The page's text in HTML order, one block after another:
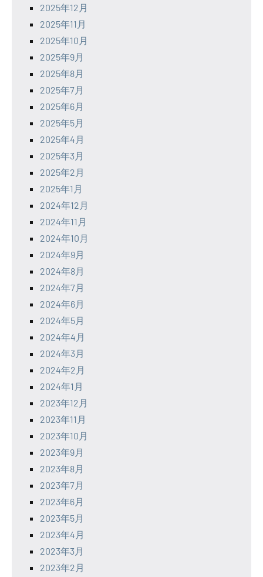
2025年12月
2025年11月
2025年10月
2025年9月
2025年8月
2025年7月
2025年6月
2025年5月
2025年4月
2025年3月
2025年2月
2025年1月
2024年12月
2024年11月
2024年10月
2024年9月
2024年8月
2024年7月
2024年6月
2024年5月
2024年4月
2024年3月
2024年2月
2024年1月
2023年12月
2023年11月
2023年10月
2023年9月
2023年8月
2023年7月
2023年6月
2023年5月
2023年4月
2023年3月
2023年2月